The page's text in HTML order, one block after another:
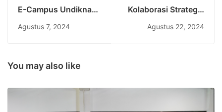
E-Campus Undiknas:
Jarak Jauh untuk
Agustus 7, 2024
Kolaborasi Strategis
Exchange: Perluas
Agustus 22, 2024
You may also like